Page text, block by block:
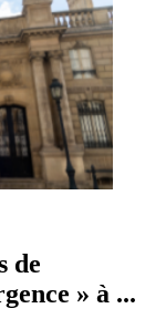
de
» à ...